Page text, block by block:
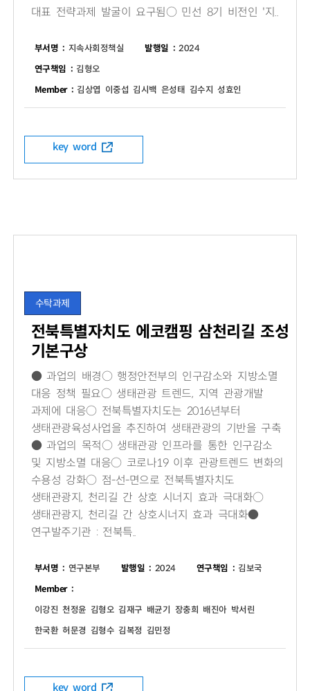
대표 전략과제 발굴이 요구됨○ 민선 8기 비전인 '지..
부서명 : 지속사회정책실 발행일 : 2024
연구책임 : 김형오
Member : 김상엽 이중섭 김시백 은성태 김수지 성효인
key word
수탁과제
전북특별자치도 에코캠핑 삼천리길 조성
기본구상
● 과업의 배경○ 행정안전부의 인구감소와 지방소멸
대응 정책 필요○ 생태관광 트렌드, 지역 관광개발
과제에 대응○ 전북특별자치도는 2016년부터
생태관광육성사업을 추진하여 생태관광의 기반을 구축
● 과업의 목적○ 생태관광 인프라를 통한 인구감소
및 지방소멸 대응○ 코로나19 이후 관광트렌드 변화의
수용성 강화○ 점-선-면으로 전북특별자치도
생태관광지, 천리길 간 상호 시너지 효과 극대화○
생태관광지, 천리길 간 상호시너지 효과 극대화●
연구발주기관 : 전북특..
부서명 : 연구본부 발행일 : 2024 연구책임 : 김보국
Member :
이강진 천정윤 김형오 김재구 배균기 장충희 배진아 박서린
한국환 허문경 김형수 김복정 김민정
key word